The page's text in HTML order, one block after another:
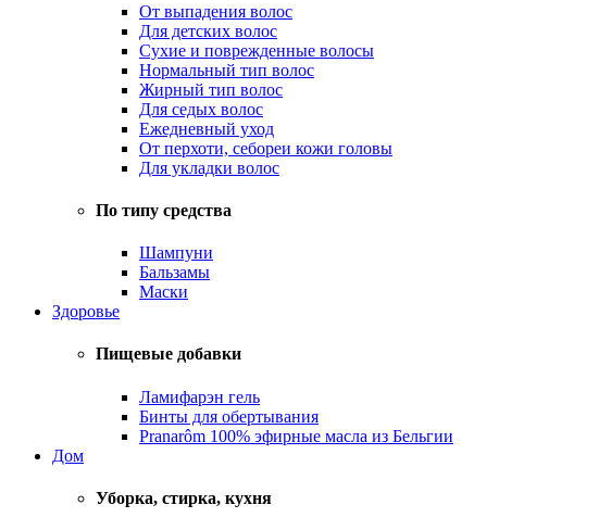
От выпадения волос
Для детских волос
Сухие и поврежденные волосы
Нормальный тип волос
Жирный тип волос
Для седых волос
Ежедневный уход
От перхоти, себореи кожи головы
Для укладки волос
По типу средства
Шампуни
Бальзамы
Маски
Здоровье
Пищевые добавки
Ламифарэн гель
Бинты для обертывания
Pranarôm 100% эфирные масла из Бельгии
Дом
Уборка, стирка, кухня